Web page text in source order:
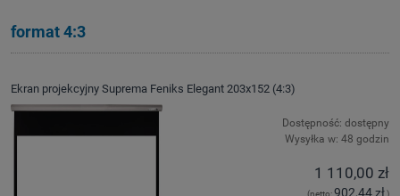
format 4:3
Ekran projekcyjny Suprema Feniks Elegant 203x152 (4:3)
Dostępność: dostępny
Wysyłka w: 48 godzin
1 110,00 zł
(netto:902,44 zł)